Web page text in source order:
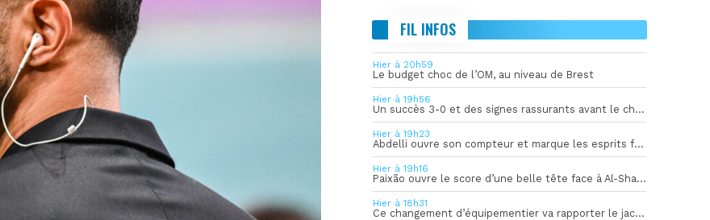
FIL INFOS
Hier à 20h59
Le budget choc de l’OM, au niveau de Brest
Hier à 19h56
Un succès 3-0 et des signes rassurants avant le choc face à Bilbao
Hier à 19h23
Abdelli ouvre son compteur et marque les esprits face à Al-Shahania
Hier à 19h16
Paixão ouvre le score d’une belle tête face à Al-Shahania
Hier à 18h31
Ce changement d’équipementier va rapporter le jackpot à l’OM